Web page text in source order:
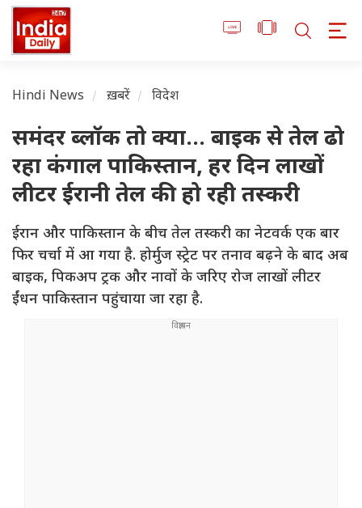
Hindi News ख़बरें विदेश
समंदर ब्लॉक तो क्या... बाइक से तेल ढो
रहा कंगाल पाकिस्तान, हर दिन लाखों
लीटर ईरानी तेल की हो रही तस्करी
ईरान और पाकिस्तान के बीच तेल तस्करी का नेटवर्क एक बार
फिर चर्चा में आ गया है. होर्मुज स्ट्रेट पर तनाव बढ़ने के बाद अब
बाइक, पिकअप ट्रक और नावों के जरिए रोज लाखों लीटर
ईंधन पाकिस्तान पहुंचाया जा रहा है.